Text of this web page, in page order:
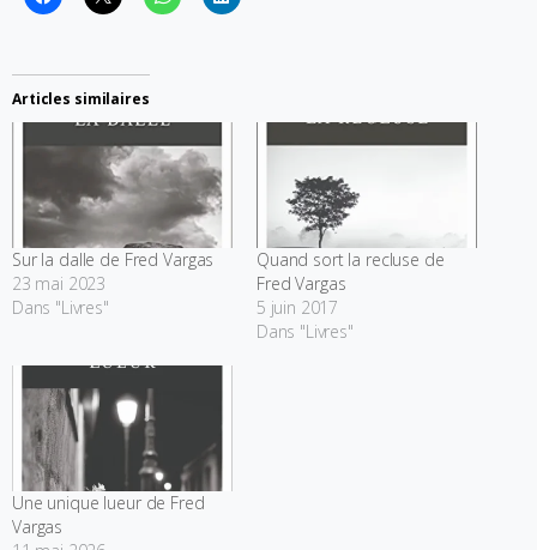
Articles similaires
Sur la dalle de Fred Vargas
23 mai 2023
Dans "Livres"
Quand sort la recluse de
Fred Vargas
5 juin 2017
Dans "Livres"
Une unique lueur de Fred
Vargas